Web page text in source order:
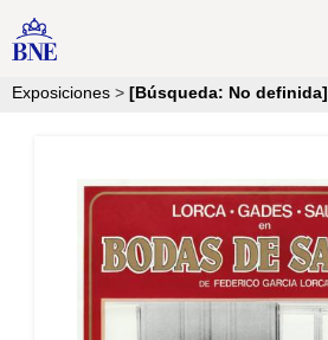
Exposiciones > [Búsqueda: No definida]